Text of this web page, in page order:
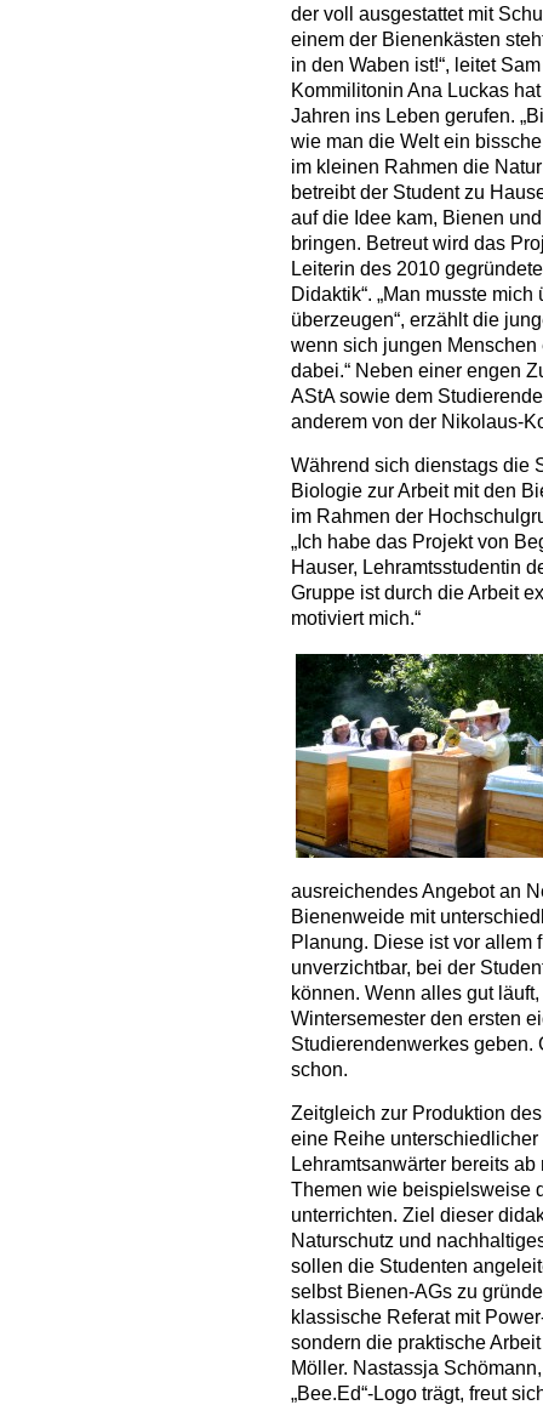
der voll ausgestattet mit
einem der Bienenkästen
in den Waben ist!“, leitet
Kommilitonin Ana Luckas
Jahren ins Leben gerufen.
wie man die Welt ein
im kleinen Rahmen die
betreibt der Student zu
auf die Idee kam, Bienen
bringen. Betreut wird das
Leiterin des 2010
Didaktik“. „Man musste
überzeugen“, erzählt die
wenn sich jungen
dabei.“ Neben einer engen
AStA sowie dem
anderem von der Nikolaus-
Während sich dienstags die
Biologie zur Arbeit mit den
im Rahmen der
„Ich habe das Projekt von
Hauser, Lehramtsstudentin
Gruppe ist durch die Arbeit
motiviert mich.“
ausreichendes Angebot an
Bienenweide mit
Planung. Diese ist vor allem
unverzichtbar, bei der
können. Wenn alles gut
Wintersemester den ersten
Studierendenwerkes geben.
schon.
Zeitgleich zur Produktion
eine Reihe
Lehramtsanwärter bereits
Themen wie beispielsweise
unterrichten. Ziel dieser
Naturschutz und
sollen die Studenten
selbst Bienen-AGs zu
klassische Referat mit
sondern die praktische
Möller. Nastassja
„Bee.Ed“-Logo trägt, freut